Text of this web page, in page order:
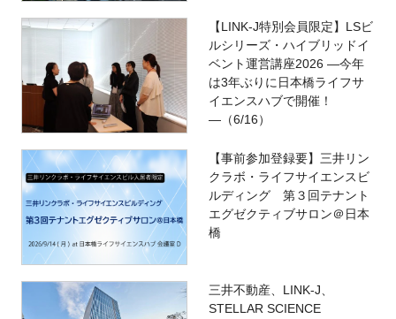
【LINK-J特別会員限定】LSビ
ルシリーズ・ハイブリッドイ
ベント運営講座2026 ―今年
は3年ぶりに日本橋ライフサ
イエンスハブで開催！
―（6/16）
【事前参加登録要】三井リン
クラボ・ライフサイエンスビ
ルディング 第３回テナント
エグゼクティブサロン＠日本
橋
三井不動産、LINK-J、
STELLAR SCIENCE